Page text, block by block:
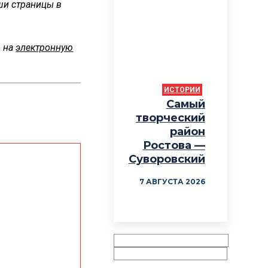
страницы в
наэлектронную
ИСТОРИИ
Самый
творческий
район
Ростова —
Суворовский
7 АВГУСТА 2026